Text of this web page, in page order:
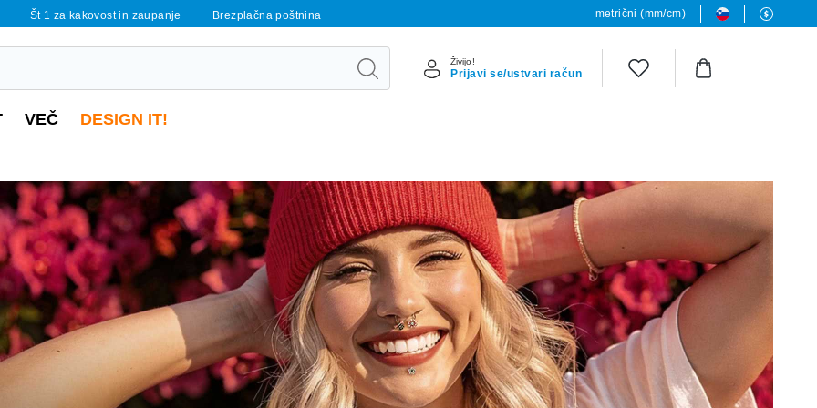
Št 1 za kakovost in zaupanje Brezplačna poštnina metrični (mm/cm)
Živijo!
Prijavi se/ustvari račun
VEČ DESIGN IT!